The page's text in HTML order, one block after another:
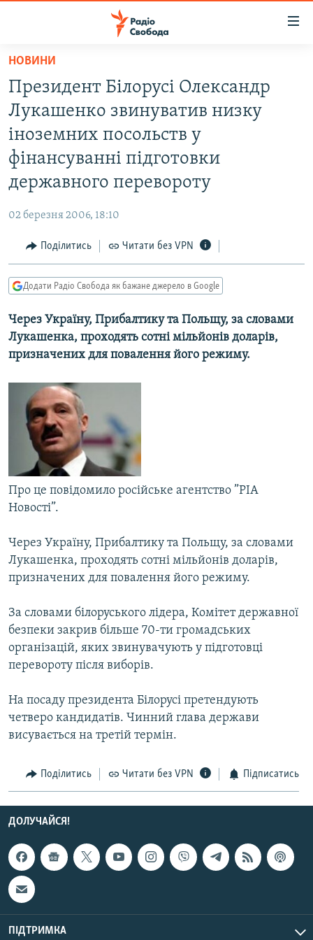
Перейти
основного
матеріалу
Перейти
до
основної
навігації
Перейти
до
ВСЕ ЗА ДОБУ
СТАТТІ
СПОРТ
УКРАЇНА
ВІЙНА
РОСІЙСЬКА «ФІЛЬТРАЦІЯ»
КРИМ.РЕАЛІЇ
ТИ ЯК?
СХЕМИ
МУЛЬТИМЕДІА
ФОТО
ПОДКАСТИ
КРИМ РЕАЛІЇ
УКР
КТАТ
ДОЛУЧАЙСЯ!
Усі сайти RFE/RL
НОВИНИ
Президент Білорусі Олександр
Лукашенко звинуватив низку
іноземних посольств у
фінансуванні підготовки
державного перевороту
02 березня 2006, 18:10
Поділитись Читати без VPN
Додати Радіо Свобода як бажане джерело в Google
Через Україну, Прибалтику та Польщу, за словами
Лукашенка, проходять сотні мільйонів доларів,
призначених для повалення його режиму.
Про це повідомило російське агентство ”РІА
Новості”.
Через Україну, Прибалтику та Польщу, за словами
Лукашенка, проходять сотні мільйонів доларів,
призначених для повалення його режиму.
За словами білоруського лідера, Комітет державної
безпеки закрив більше 70-ти громадських
організацій, яких звинувачують у підготовці
перевороту після виборів.
На посаду президента Білорусі претендують
четверо кандидатів. Чинний глава держави
висувається на третій термін.
Поділитись Читати без VPN Підписатись
ДОЛУЧАЙСЯ!
ПІДТРИМКА